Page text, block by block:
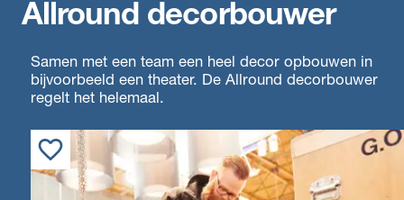
Allround decorbouwer
Samen met een team een heel decor opbouwen in
bijvoorbeeld een theater. De Allround decorbouwer
regelt het helemaal.